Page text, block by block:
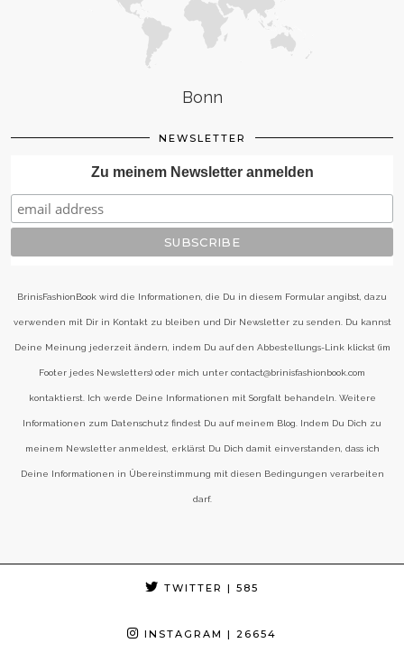
Bonn
NEWSLETTER
Zu meinem Newsletter anmelden
BrinisFashionBook wird die Informationen, die Du in diesem Formular angibst, dazu
verwenden mit Dir in Kontakt zu bleiben und Dir Newsletter zu senden. Du kannst
Deine Meinung jederzeit ändern, indem Du auf den Abbestellungs-Link klickst (im
Footer jedes Newsletters) oder mich unter contact@brinisfashionbook.com
kontaktierst. Ich werde Deine Informationen mit Sorgfalt behandeln. Weitere
Informationen zum Datenschutz findest Du auf meinem Blog. Indem Du Dich zu
meinem Newsletter anmeldest, erklärst Du Dich damit einverstanden, dass ich
Deine Informationen in Übereinstimmung mit diesen Bedingungen verarbeiten
darf.
TWITTER | 585
INSTAGRAM | 26654